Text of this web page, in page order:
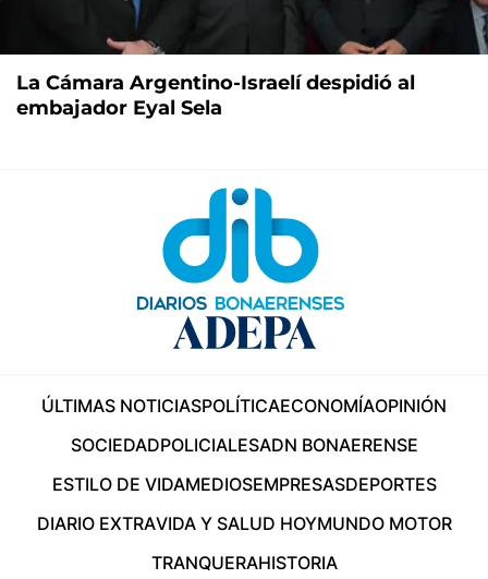
La Cámara Argentino-Israelí despidió al
embajador Eyal Sela
ÚLTIMAS NOTICIASPOLÍTICAECONOMÍAOPINIÓN
SOCIEDADPOLICIALESADN BONAERENSE
ESTILO DE VIDAMEDIOSEMPRESASDEPORTES
DIARIO EXTRAVIDA Y SALUD HOYMUNDO MOTOR
TRANQUERAHISTORIA